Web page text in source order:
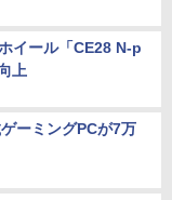
イール「CE28 N-p
上
ーミングPCが7万